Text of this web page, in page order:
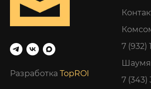
Разработка TopROI
7 (932)
7 (343)